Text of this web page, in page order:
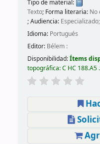
Tipo de material:
Texto; Forma literaria: No
; Audiencia: Especializado;
Idioma: Portugués
Editor: Bélem :
Disponibilidad:Ítems
topográfica:C HC 188.A5